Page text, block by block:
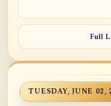
Full
TUESDAY, JUNE 02,